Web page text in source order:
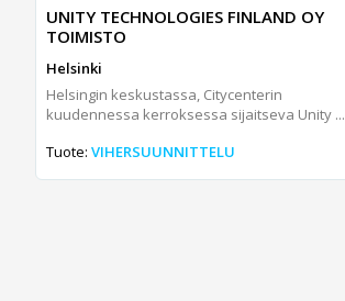
UNITY TECHNOLOGIES FINLAND OY
TOIMISTO
Helsinki
Helsingin keskustassa, Citycenterin
kuudennessa kerroksessa sijaitseva Unity ...
Tuote: VIHERSUUNNITTELU